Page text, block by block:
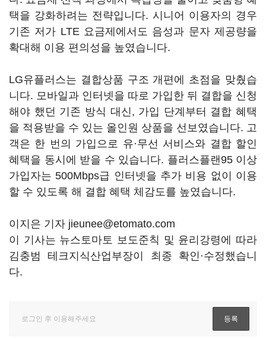
택을 강화하려는 전략입니다. 시니어 이용자의 경우
기존 저가 LTE 요금제에서도 음성과 문자 제공량을
확대해 이용 편의성을 높였습니다.
LG유플러스는 결합상품 구조 개편에 초점을 맞췄습
니다. 모바일과 인터넷을 따로 가입한 뒤 결합을 신청
해야 했던 기존 방식 대신, 가입 단계부터 결합 혜택
을 적용받을 수 있는 올인원 상품을 선보였습니다. 고
객은 한 번의 가입으로 유·무선 서비스와 결합 할인
혜택을 동시에 받을 수 있습니다. 플러스플랜95 이상
가입자는 500Mbps급 인터넷을 추가 비용 없이 이용
할 수 있도록 해 결합 혜택 체감도를 높였습니다.
이지은 기자 jieunee@etomato.com
이 기사는 뉴스토마토 보도준칙 및 윤리강령에 따라
김충범 테크지식산업부장이 최종 확인·수정했습니
다.